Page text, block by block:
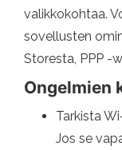
valikkokohtaa.
sovellusten
Storesta, PPP -
Ongelmien
Tarkista
Jos se